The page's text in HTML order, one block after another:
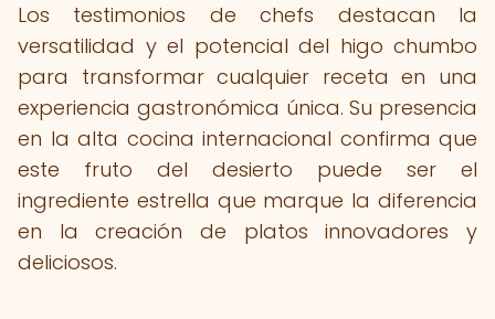
Los testimonios de chefs destacan la
versatilidad y el potencial del higo chumbo
para transformar cualquier receta en una
experiencia gastronómica única. Su presencia
en la alta cocina internacional confirma que
este fruto del desierto puede ser el
ingrediente estrella que marque la diferencia
en la creación de platos innovadores y
deliciosos.